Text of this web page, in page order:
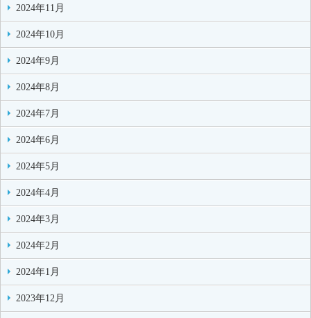
2024年11月
2024年10月
2024年9月
2024年8月
2024年7月
2024年6月
2024年5月
2024年4月
2024年3月
2024年2月
2024年1月
2023年12月